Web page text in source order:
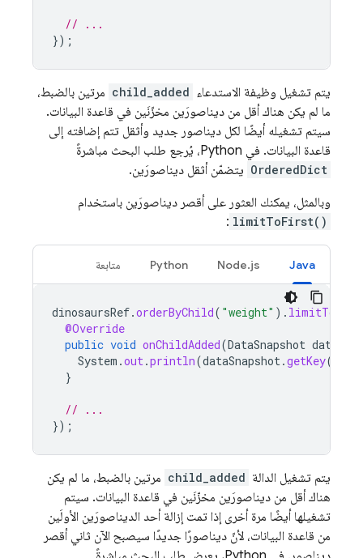
// ...
});
يتم تشغيل وظيفة الاستدعاء child_added مرتين بالضبط،
ما لم يكن هناك أقل من ديناصورَين مخزّنَين في قاعدة البيانات.
سيتم تشغيله أيضًا لكل ديناصور جديد وأثقل تتم إضافته إلى
قاعدة البيانات. في Python، يُرجع طلب البحث مباشرةً
OrderedDict يتضمّن أثقل ديناصورَين.
وبالمثل، يمكنك العثور على أقصر ديناصورَين باستخدام
limitToFirst()
:
Java
Node.js
Python متابعة
dinosaursRef.orderByChild( "weight" ).
@Override
public void onChildAdded(DataSnapshot
System .out.println(dataSnapshot.getKey());
}
// ...
});
يتم تشغيل الدالة child_added مرتين بالضبط، ما لم يكن
هناك أقل من ديناصورَين مخزّنَين في قاعدة البيانات. سيتم
تشغيلها أيضًا مرة أخرى إذا تمت إزالة أحد الديناصورَين الأولَين
من قاعدة البيانات، لأنّ ديناصورًا جديدًا سيصبح الآن ثاني أقصر